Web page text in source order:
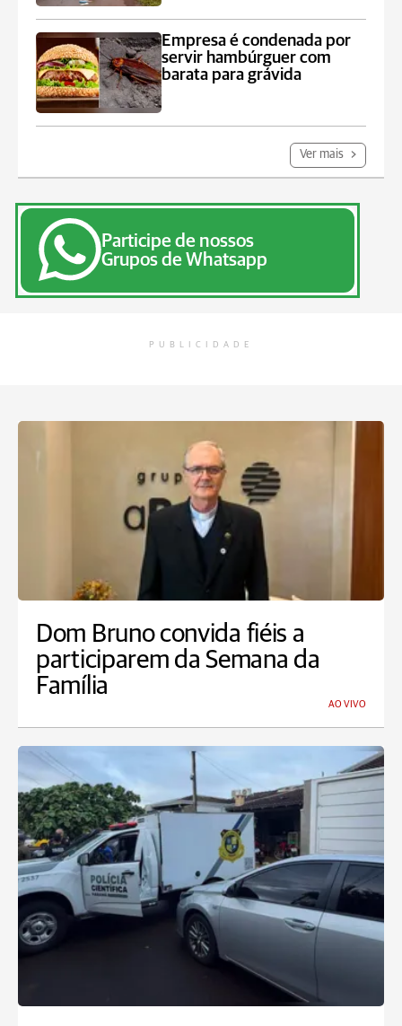
Empresa é condenada por
servir hambúrguer com
barata para grávida
Ver mais
Participe de nossos
Grupos de Whatsapp
PUBLICIDADE
Dom Bruno convida fiéis a
participarem da Semana da
Família
AO VIVO